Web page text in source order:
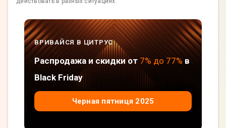
ВРИВАЙСЯ В ЦИТРУС
Распродажа и скидки от 7% до 77% в
Black Friday
Черная пятниця 2025